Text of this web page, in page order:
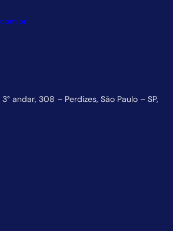
andar, 308 – Perdizes, São Paulo – SP,